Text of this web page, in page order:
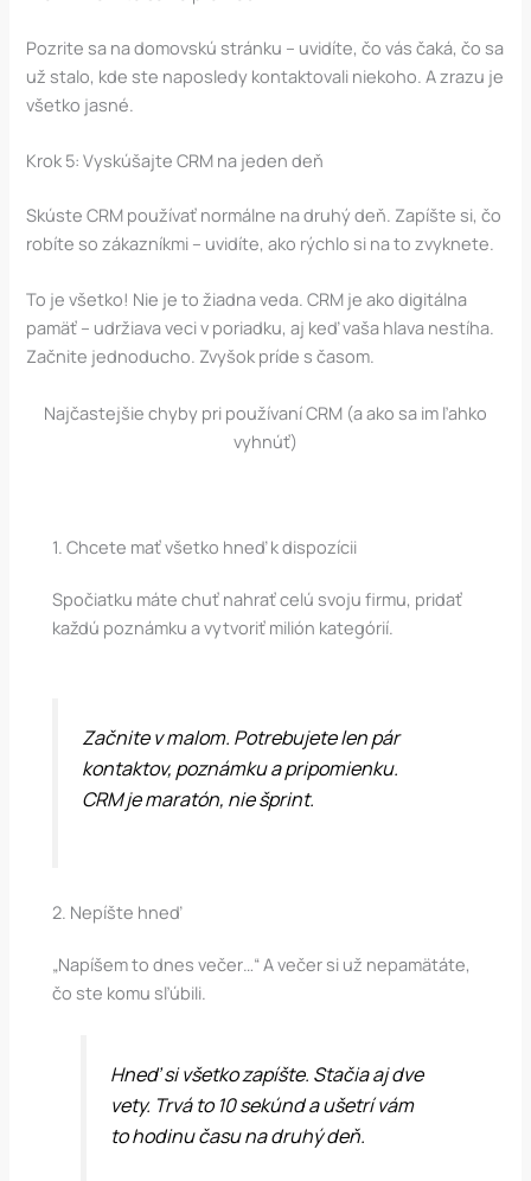
Pozrite sa na domovskú stránku – uvidíte, čo vás čaká, čo sa
už stalo, kde ste naposledy kontaktovali niekoho. A zrazu je
všetko jasné.
Krok 5: Vyskúšajte CRM na jeden deň
Skúste CRM používať normálne na druhý deň. Zapíšte si, čo
robíte so zákazníkmi – uvidíte, ako rýchlo si na to zvyknete.
To je všetko! Nie je to žiadna veda. CRM je ako digitálna
pamäť – udržiava veci v poriadku, aj keď vaša hlava nestíha.
Začnite jednoducho. Zvyšok príde s časom.
Najčastejšie chyby pri používaní CRM (a ako sa im ľahko
vyhnúť)
1. Chcete mať všetko hneď k dispozícii
Spočiatku máte chuť nahrať celú svoju firmu, pridať
každú poznámku a vytvoriť milión kategórií.
Začnite v malom. Potrebujete len pár
kontaktov, poznámku a pripomienku.
CRM je maratón, nie šprint.
2. Nepíšte hneď
„Napíšem to dnes večer…“ A večer si už nepamätáte,
čo ste komu sľúbili.
Hneď si všetko zapíšte. Stačia aj dve
vety. Trvá to 10 sekúnd a ušetrí vám
to hodinu času na druhý deň.